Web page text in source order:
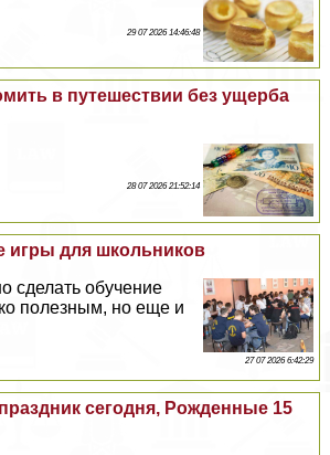
29 07 2026 14:46:48
в путешествии без ущерба
28 07 2026 21:52:14
игры для школьников
обучение
полезным, но еще и
27 07 2026 6:42:29
сегодня, Рожденные 15